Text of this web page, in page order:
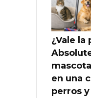
¿Vale la
en una
perros